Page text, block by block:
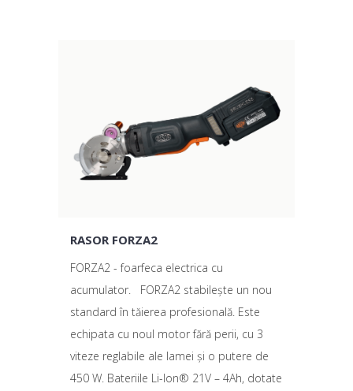
RASOR FORZA2
FORZA2 - foarfeca electrica cu
acumulator. FORZA2 stabilește un nou
standard în tăierea profesională. Este
echipata cu noul motor fără perii, cu 3
viteze reglabile ale lamei și o putere de
450 W. Bateriile Li-Ion® 21V – 4Ah, dotate